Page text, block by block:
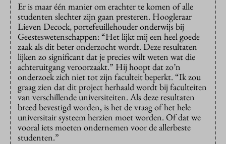
Er is maar één manier om erachter te komen of alle
studenten slechter zijn gaan presteren. Hoogleraar
Lieven Decock, portefeuillehouder onderwijs bij
Geesteswetenschappen: “Het lijkt mij een heel goede
zaak als dit beter onderzocht wordt. Deze resultaten
lijken zo significant dat je precies wilt weten wat die
achteruitgang veroorzaakt.” Hij hoopt dat zo’n
onderzoek zich niet tot zijn faculteit beperkt. “Ik zou
graag zien dat dit project herhaald wordt bij faculteiten
van verschillende universiteiten. Als deze resultaten
breed bevestigd worden, is het de vraag of het hele
universitair systeem herzien moet worden. Of dat we
vooral iets moeten ondernemen voor de allerbeste
studenten.”